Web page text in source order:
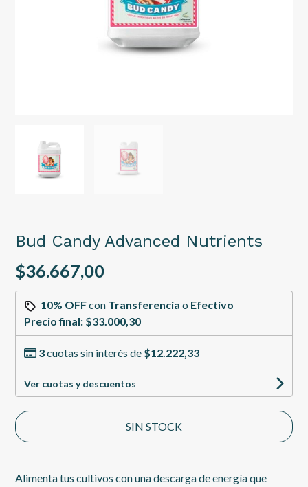
Bud Candy Advanced Nutrients
$36.667,00
10% OFFcon Transferencia o Efectivo
Precio final: $33.000,30
3cuotas sin interés de $12.222,33
Ver cuotas y descuentos
SIN STOCK
Alimenta tus cultivos con una descarga de energía que